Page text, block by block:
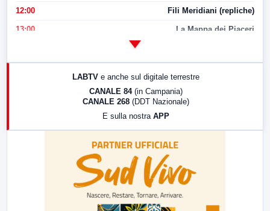
12:00 Fili Meridiani (repliche)
13:00 La Mappa dei Piaceri
17:00 LabNews (replica)
LABTV e anche sul digitale terrestre
CANALE 84 (in Campania)
CANALE 268 (DDT Nazionale)
E sulla nostra APP